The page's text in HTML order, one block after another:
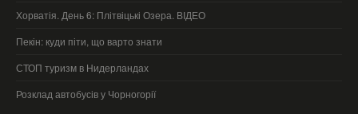
Хорватія. День 6: Плітвіцькі Озера. ВІДЕО
Пекін: куди піти, що варто знати
СТОП туризм в Нидерландах
Розклад автобусів у Чорногорії